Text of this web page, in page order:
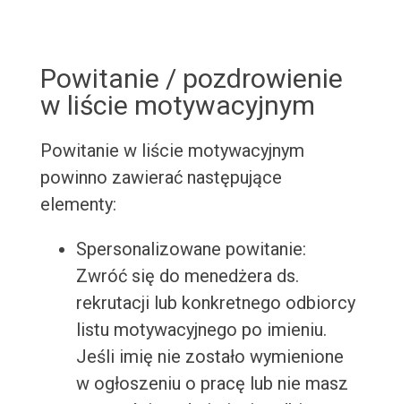
Powitanie / pozdrowienie
w liście motywacyjnym
Powitanie w liście motywacyjnym
powinno zawierać następujące
elementy:
Spersonalizowane powitanie:
Zwróć się do menedżera ds.
rekrutacji lub konkretnego odbiorcy
listu motywacyjnego po imieniu.
Jeśli imię nie zostało wymienione
w ogłoszeniu o pracę lub nie masz